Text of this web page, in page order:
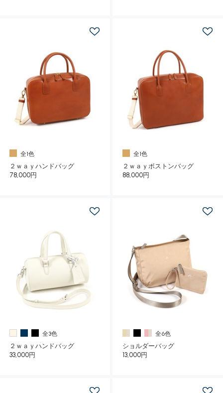
全1色
２ｗａｙハンドバッグ
78,000円
全1色
２ｗａｙボストンバッグ
88,000円
全3色
２ｗａｙハンドバッグ
33,000円
全6色
ショルダーバッグ
13,000円